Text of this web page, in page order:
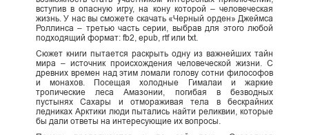
вступив в опасную игру, на кону которой – человеческая
жизнь. У нас вы сможете скачать «Черный орден» Джеймса
Роллинса – третью часть серии, выбрав для этого любой
подходящий формат: fb2, epub, rtf или txt.
Сюжет книги пытается раскрыть одну из важнейших тайн
мира – источник происхождения человеческой жизни. С
древних времен над этим ломали голову сотни философов
и монахов. Посещая холодные Гималаи и жаркие
тропические леса Амазонии, погибая в безводных
пустынях Сахары и отмораживая тела в бескрайних
ледниках Арктики люди пытались найти реликвии, которые
бы дали ответы на интересующие их вопросы.